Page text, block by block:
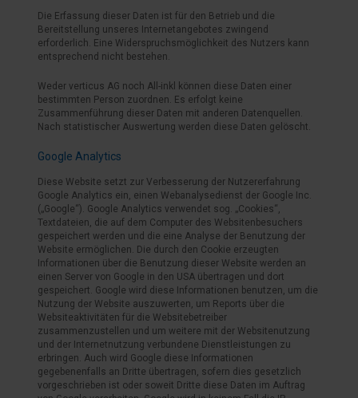
Die Erfassung dieser Daten ist für den Betrieb und die
Bereitstellung unseres Internetangebotes zwingend
erforderlich. Eine Widerspruchsmöglichkeit des Nutzers kann
entsprechend nicht bestehen.
Weder verticus AG noch All-inkl können diese Daten einer
bestimmten Person zuordnen. Es erfolgt keine
Zusammenführung dieser Daten mit anderen Datenquellen.
Nach statistischer Auswertung werden diese Daten gelöscht.
Google Analytics
Diese Website setzt zur Verbesserung der Nutzererfahrung
Google Analytics ein, einen Webanalysedienst der Google Inc.
(„Google“). Google Analytics verwendet sog. „Cookies“,
Textdateien, die auf dem Computer des Websitenbesuchers
gespeichert werden und die eine Analyse der Benutzung der
Website ermöglichen. Die durch den Cookie erzeugten
Informationen über die Benutzung dieser Website werden an
einen Server von Google in den USA übertragen und dort
gespeichert. Google wird diese Informationen benutzen, um die
Nutzung der Website auszuwerten, um Reports über die
Websiteaktivitäten für die Websitebetreiber
zusammenzustellen und um weitere mit der Websitenutzung
und der Internetnutzung verbundene Dienstleistungen zu
erbringen. Auch wird Google diese Informationen
gegebenenfalls an Dritte übertragen, sofern dies gesetzlich
vorgeschrieben ist oder soweit Dritte diese Daten im Auftrag